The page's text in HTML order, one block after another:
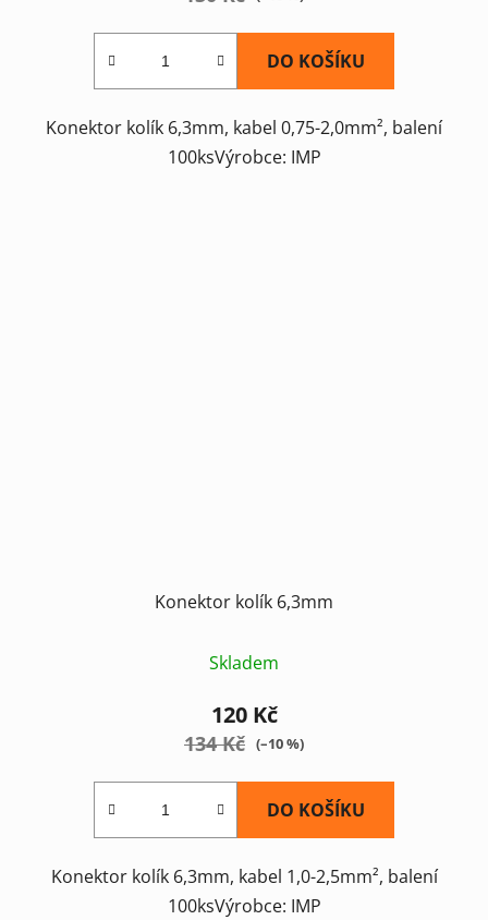
DO KOŠÍKU
Konektor kolík 6,3mm, kabel 0,75-2,0mm², balení
100ksVýrobce: IMP
Konektor kolík 6,3mm
Skladem
120 Kč
134 Kč (–10 %)
DO KOŠÍKU
Konektor kolík 6,3mm, kabel 1,0-2,5mm², balení
100ksVýrobce: IMP